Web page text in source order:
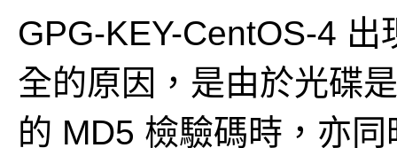
GPG-KEY-CentOS-4
全的原因，是由於光碟
的 MD5 檢驗碼時，亦